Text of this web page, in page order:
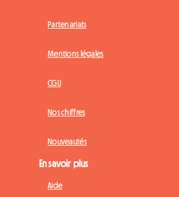
Partenariats
Mentions légales
CGU
Nos chiffres
Nouveautés
En savoir plus
Aide